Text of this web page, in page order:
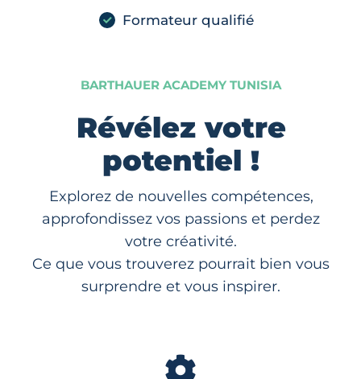
Formateur qualifié
BARTHAUER ACADEMY TUNISIA
Révélez votre
potentiel !
Explorez de nouvelles compétences,
approfondissez vos passions et perdez
votre créativité.
Ce que vous trouverez pourrait bien vous
surprendre et vous inspirer.